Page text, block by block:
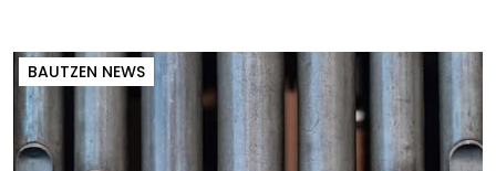
BAUTZEN NEWS